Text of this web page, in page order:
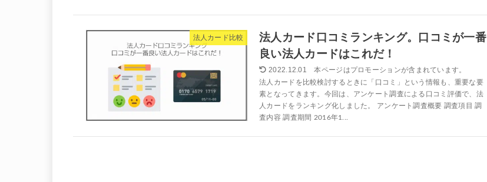
法人カード比較
法人カード口コミランキング。口コミが一番
良い法人カードはこれだ！
2022.12.01
法人カードを比較検討するときに「口コミ」という情報も、重要な要
素となってきます。今回は、アンケート調査による口コミ評価で、法
人カードをランキング化しました。 アンケート調査概要 調査項目 調
査内容 調査期間 2016年1...